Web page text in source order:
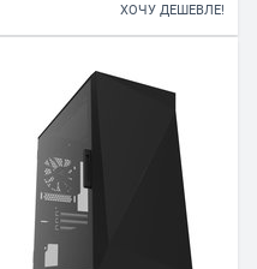
ХОЧУ ДЕШЕВЛЕ!